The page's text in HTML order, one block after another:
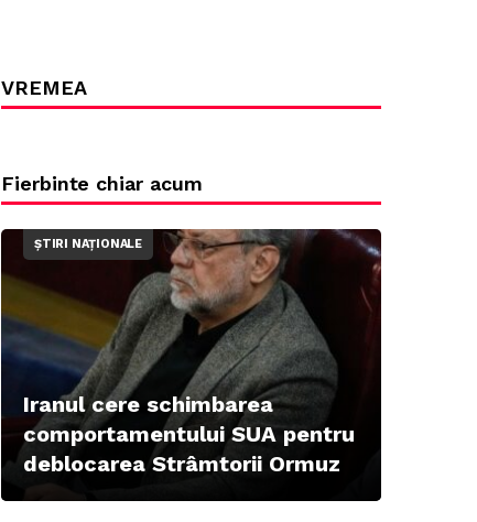
VREMEA
Fierbinte chiar acum
ȘTIRI NAȚIONALE
Iranul cere schimbarea
comportamentului SUA pentru
deblocarea Strâmtorii Ormuz